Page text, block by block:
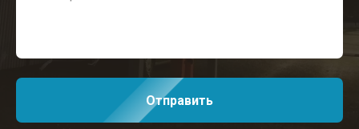
Отправить